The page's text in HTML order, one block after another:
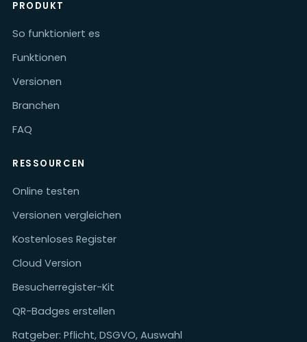
PRODUKT
So funktioniert es
Funktionen
Versionen
Branchen
FAQ
RESSOURCEN
Online testen
Versionen vergleichen
Kostenloses Register
Cloud Version
Besucherregister-Kit
QR-Badges erstellen
Ratgeber: Pflicht, DSGVO, Auswahl